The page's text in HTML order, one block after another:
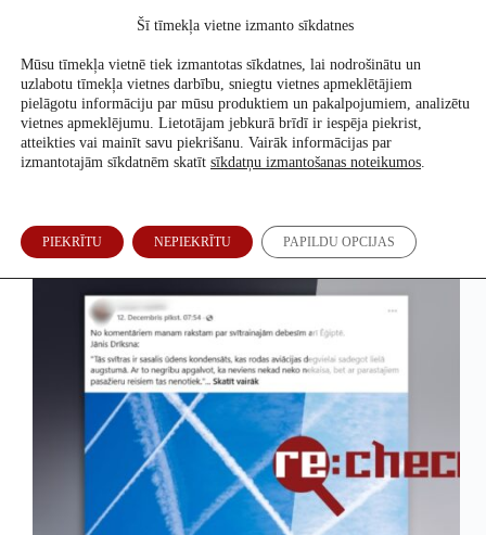
Atbalsti mūs
2024. g. 20. decembris
Svītras debesīs ir sasalis ūdens tvaiks
Šī tīmekļa vietne izmanto sīkdatnes
Mūsu tīmekļa vietnē tiek izmantotas sīkdatnes, lai nodrošinātu un
uzlabotu tīmekļa vietnes darbību, sniegtu vietnes apmeklētājiem
pielāgotu informāciju par mūsu produktiem un pakalpojumiem, analizētu
vietnes apmeklējumu. Lietotājam jebkurā brīdī ir iespēja piekrist,
atteikties vai mainīt savu piekrišanu. Vairāk informācijas par
izmantotajām sīkdatnēm skatīt sīkdatņu izmantošanas noteikumos.
PIEKRĪTU NEPIEKRĪTU PAPILDU OPCIJAS